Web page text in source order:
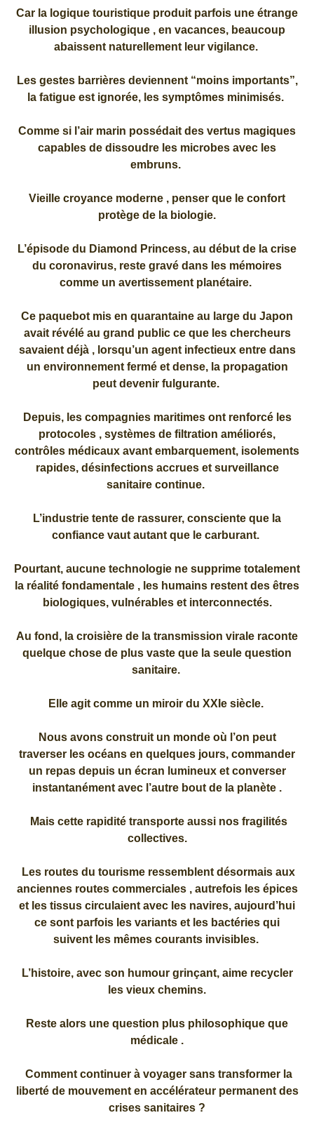
Car la logique touristique produit parfois une étrange
illusion psychologique , en vacances, beaucoup
abaissent naturellement leur vigilance.
Les gestes barrières deviennent “moins importants”,
la fatigue est ignorée, les symptômes minimisés.
Comme si l’air marin possédait des vertus magiques
capables de dissoudre les microbes avec les
embruns.
Vieille croyance moderne , penser que le confort
protège de la biologie.
L’épisode du Diamond Princess, au début de la crise
du coronavirus, reste gravé dans les mémoires
comme un avertissement planétaire.
Ce paquebot mis en quarantaine au large du Japon
avait révélé au grand public ce que les chercheurs
savaient déjà , lorsqu’un agent infectieux entre dans
un environnement fermé et dense, la propagation
peut devenir fulgurante.
Depuis, les compagnies maritimes ont renforcé les
protocoles , systèmes de filtration améliorés,
contrôles médicaux avant embarquement, isolements
rapides, désinfections accrues et surveillance
sanitaire continue.
L’industrie tente de rassurer, consciente que la
confiance vaut autant que le carburant.
Pourtant, aucune technologie ne supprime totalement
la réalité fondamentale , les humains restent des êtres
biologiques, vulnérables et interconnectés.
Au fond, la croisière de la transmission virale raconte
quelque chose de plus vaste que la seule question
sanitaire.
Elle agit comme un miroir du XXIe siècle.
Nous avons construit un monde où l’on peut
traverser les océans en quelques jours, commander
un repas depuis un écran lumineux et converser
instantanément avec l’autre bout de la planète .
Mais cette rapidité transporte aussi nos fragilités
collectives.
Les routes du tourisme ressemblent désormais aux
anciennes routes commerciales , autrefois les épices
et les tissus circulaient avec les navires, aujourd’hui
ce sont parfois les variants et les bactéries qui
suivent les mêmes courants invisibles.
L’histoire, avec son humour grinçant, aime recycler
les vieux chemins.
Reste alors une question plus philosophique que
médicale .
Comment continuer à voyager sans transformer la
liberté de mouvement en accélérateur permanent des
crises sanitaires ?